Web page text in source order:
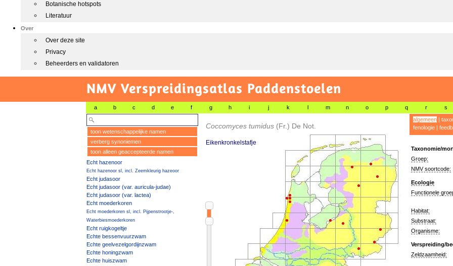
Botanische hotspots
Literatuur
Over
Over deze site
Privacy
Beheerders en validatoren
NMV Verspreidingsatlas Paddenstoelen
a b c d e f g h i j k l m n o p q r s
toon wetenschappelijke namen
verberg synoniemen
toon alleen geaccepteerde namen
Echt hazenoor
Echt hazenoor sl, incl. Zeemkleurig hazeoor
Echt judasoor
Echt judasoor (var. auricula-judae)
Echt judasoor (var. lactea)
Echt moederkoren
Echt moederkoren sl, incl. Pijpenstrootje-,
Waterbiesmoederkoren
Echt ruigkogeltje
Echte bessenvuurzwam
Echte geelvezelgordijnzwam
Echte honingzwam
Echte huiszwam
Coccomyces tumidus (Fr.) De Not.
Eikenkronkelstafje
algemeen|
fenologie|
Taxonomie/
Groep:
NMV soortcode:
Ecologie
Functionele
Habitat:
Substraat:
Organisme:
Verspreiding/
Zeldzaamheid: